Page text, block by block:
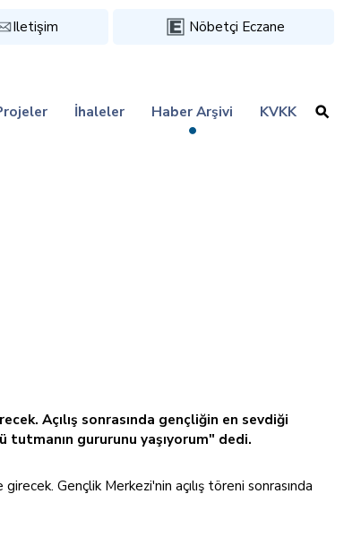
Iletişim Nöbetçi Eczane
İhaleler Haber Arşivi KVKK
Açılış sonrasında gençliğin en sevdiği
gururunu yaşıyorum" dedi.
Gençlik Merkezi'nin açılış töreni sonrasında